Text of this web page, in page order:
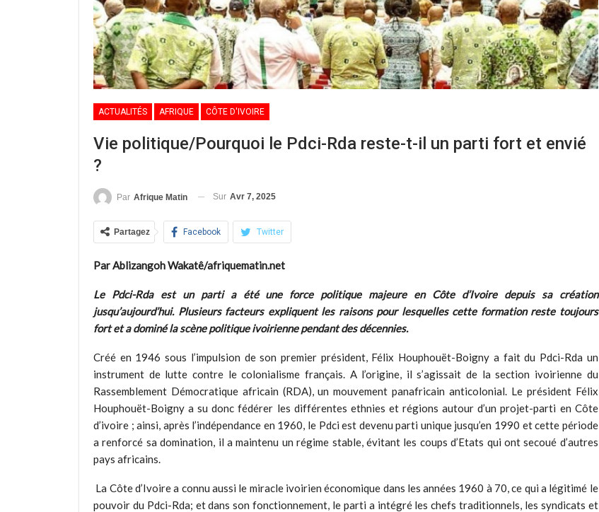
ACTUALITÉS AFRIQUE CÔTE D'IVOIRE
Vie politique/Pourquoi le Pdci-Rda reste-t-il un parti fort et envié
?
Par Afrique Matin Sur Avr 7, 2025
Partagez Facebook Twitter
Par Ablizangoh Wakatê/afriquematin.net
Le Pdci-Rda est un parti a été une force politique majeure en Côte d’Ivoire depuis sa création
jusqu’aujourd’hui. Plusieurs facteurs expliquent les raisons pour lesquelles cette formation reste toujours
fort et a dominé la scène politique ivoirienne pendant des décennies.
Créé en 1946 sous l’impulsion de son premier président, Félix Houphouët-Boigny a fait du Pdci-Rda un
instrument de lutte contre le colonialisme français. A l’origine, il s’agissait de la section ivoirienne du
Rassemblement Démocratique africain (RDA), un mouvement panafricain anticolonial. Le président Félix
Houphouët-Boigny a su donc fédérer les différentes ethnies et régions autour d’un projet-parti en Côte
d’ivoire ; ainsi, après l’indépendance en 1960, le Pdci est devenu parti unique jusqu’en 1990 et cette période
a renforcé sa domination, il a maintenu un régime stable, évitant les coups d’Etats qui ont secoué d’autres
pays africains.
La Côte d’Ivoire a connu aussi le miracle ivoirien économique dans les années 1960 à 70, ce qui a légitimé le
pouvoir du Pdci-Rda; et dans son fonctionnement, le parti a intégré les chefs traditionnels, les syndicats et